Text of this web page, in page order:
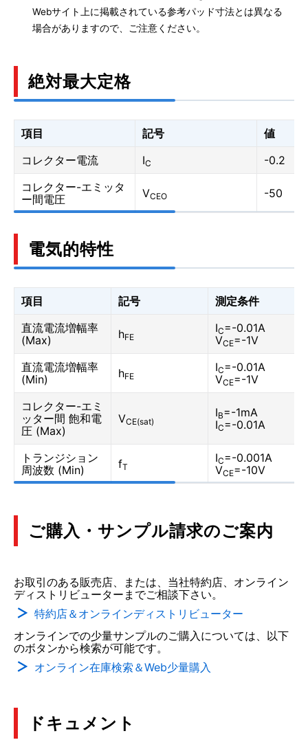
Webサイト上に掲載されている参考パッド寸法とは異なる
場合がありますので、ご注意ください。
絶対最大定格
項目 記号
値
コレクター電流
IC
-0.2
コレクター-エミッタ
ー間電圧
VCEO -50
電気的特性
項目 記号
測定条件
直流電流増幅率
(Max)
hFE
IC=-0.01A
VCE=-1V
直流電流増幅率
(Min)
hFE
IC=-0.01A
VCE=-1V
コレクター-エミ
ッター間 飽和電
圧 (Max)
VCE(sat)
IB=-1mA
IC=-0.01A
トランジション
周波数 (Min)
fT
IC=-0.001A
VCE=-10V
ご購入・サンプル請求のご案内
お取引のある販売店、または、当社特約店、オンライン
ディストリビューターまでご相談下さい。
特約店＆オンラインディストリビューター
オンラインでの少量サンプルのご購入については、以下
のボタンから検索が可能です。
オンライン在庫検索＆Web少量購入
ドキュメント